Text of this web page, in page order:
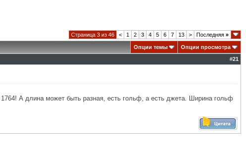
Страница 3 из 46 < 1 2 3 4 5 6 7 13 > Последняя »
Опции темы
Опции просмотра
#21
А длина может быть разная, есть гольф, а есть джета. Ширина гольф